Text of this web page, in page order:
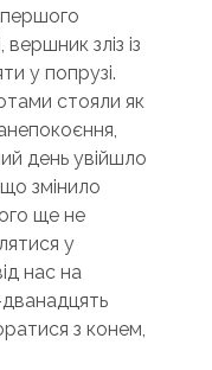
зліз із
у попрузі.
стояли як
день увійшло
змінило
ще не
у
нас на
з конем,